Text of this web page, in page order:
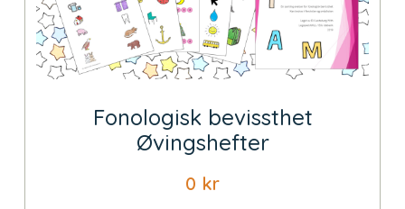
Fonologisk bevissthet
Øvingshefter
0 kr